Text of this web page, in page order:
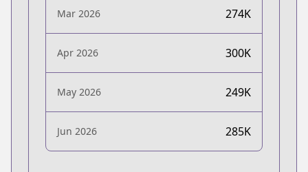
Mar 2026 274K
Apr 2026 300K
May 2026 249K
Jun 2026 285K